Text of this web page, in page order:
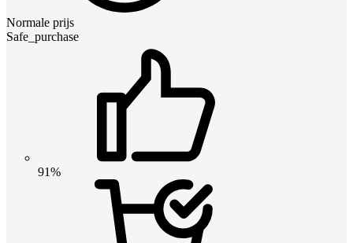
Normale prijs
Safe_purchase
91%